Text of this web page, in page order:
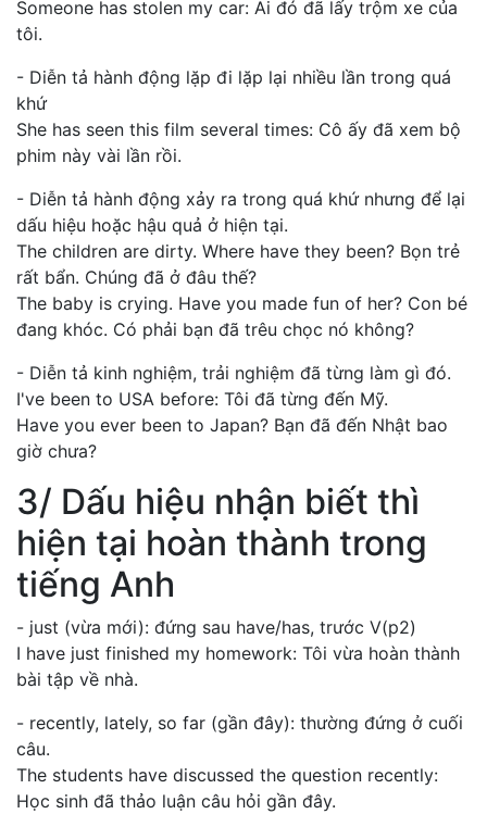
Someone has stolen my car: Ai đó đã lấy trộm xe của
tôi.
- Diễn tả hành động lặp đi lặp lại nhiều lần trong quá
khứ
She has seen this film several times: Cô ấy đã xem bộ
phim này vài lần rồi.
- Diễn tả hành động xảy ra trong quá khứ nhưng để lại
dấu hiệu hoặc hậu quả ở hiện tại.
The children are dirty. Where have they been? Bọn trẻ
rất bẩn. Chúng đã ở đâu thế?
The baby is crying. Have you made fun of her? Con bé
đang khóc. Có phải bạn đã trêu chọc nó không?
- Diễn tả kinh nghiệm, trải nghiệm đã từng làm gì đó.
I've been to USA before: Tôi đã từng đến Mỹ.
Have you ever been to Japan? Bạn đã đến Nhật bao
giờ chưa?
3/ Dấu hiệu nhận biết thì
hiện tại hoàn thành trong
tiếng Anh
- just (vừa mới): đứng sau have/has, trước V(p2)
I have just finished my homework: Tôi vừa hoàn thành
bài tập về nhà.
- recently, lately, so far (gần đây): thường đứng ở cuối
câu.
The students have discussed the question recently:
Học sinh đã thảo luận câu hỏi gần đây.